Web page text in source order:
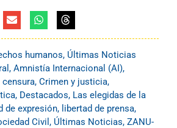
humanos, Últimas Noticias
, Amnistía Internacional (AI),
censura, Crimen y justicia,
, Destacados, Las elegidas de la
de expresión, libertad de prensa,
Civil , Últimas Noticias, ZANU-